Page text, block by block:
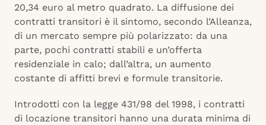
20,34 euro al metro quadrato. La diffusione dei
contratti transitori è il sintomo, secondo l’Alleanza,
di un mercato sempre più polarizzato: da una
parte, pochi contratti stabili e un’offerta
residenziale in calo; dall’altra, un aumento
costante di affitti brevi e formule transitorie.
Introdotti con la legge 431/98 del 1998, i contratti
di locazione transitori hanno una durata minima di